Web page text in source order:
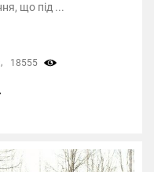
що під ...
18555